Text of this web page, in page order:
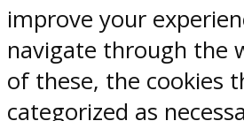
improve your
navigate through the
of these, the cookies
categorized as